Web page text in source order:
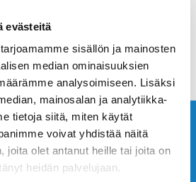
evästeitä
sisällön ja mainosten
median ominaisuuksien
analysoimiseen. Lisäksi
mainosalan ja analytiikka-
tietoja siitä, miten käytät
voivat yhdistää näitä
joita olet antanut heille tai joita on
heidän palvelujaan.